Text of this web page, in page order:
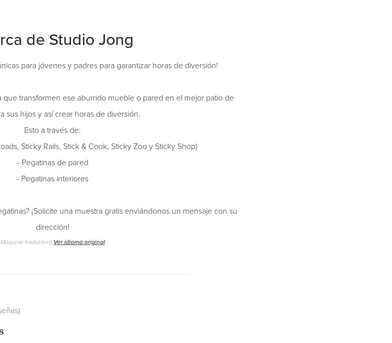
de Studio Jong
para jóvenes y padres para garantizar horas de diversión!
que transformen ese aburrido mueble o pared en el mejor patio de
sus hijos y así crear horas de diversión.
Esto a través de:
Sticky Rails, Stick & Cook, Sticky Zoo y Sticky Shop)
- Pegatinas de pared
- Pegatinas interiores
¡Solicite una muestra gratis enviándonos un mensaje con su
dirección!
Máquina traductora Ver idioma original